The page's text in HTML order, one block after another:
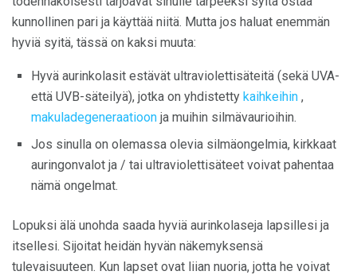
kunnollinen pari ja käyttää niitä. Mutta jos haluat enemmän
hyviä syitä, tässä on kaksi muuta:
Hyvä aurinkolasit estävät ultraviolettisäteitä (sekä UVA-
että UVB-säteilyä), jotka on yhdistetty kaihkeihin ,
makuladegeneraatioon ja muihin silmävaurioihin.
Jos sinulla on olemassa olevia silmäongelmia, kirkkaat
auringonvalot ja / tai ultraviolettisäteet voivat pahentaa
nämä ongelmat.
Lopuksi älä unohda saada hyviä aurinkolaseja lapsillesi ja
itsellesi. Sijoitat heidän hyvän näkemyksensä
tulevaisuuteen. Kun lapset ovat liian nuoria, jotta he voivat